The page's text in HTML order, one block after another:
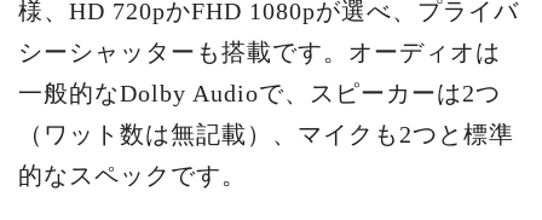
様、HD 720pかFHD 1080pが選べ、プライバ
シーシャッターも搭載です。オーディオは
一般的なDolby Audioで、スピーカーは2つ
（ワット数は無記載）、マイクも2つと標準
的なスペックです。